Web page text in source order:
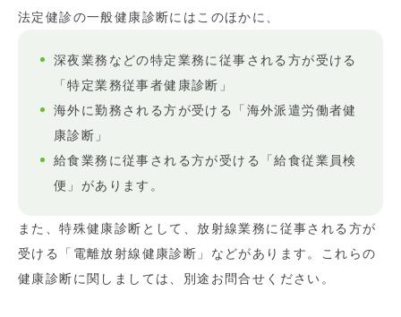
法定健診の一般健康診断にはこのほかに、
深夜業務などの特定業務に従事される方が受ける
「特定業務従事者健康診断」
海外に勤務される方が受ける「海外派遣労働者健
康診断」
給食業務に従事される方が受ける「給食従業員検
便」があります。
また、特殊健康診断として、 放射線業務に従事される方が
受ける「電離放射線健康診断」などがあります。
これらの
健康診断に関しましては、別途お問合せください。